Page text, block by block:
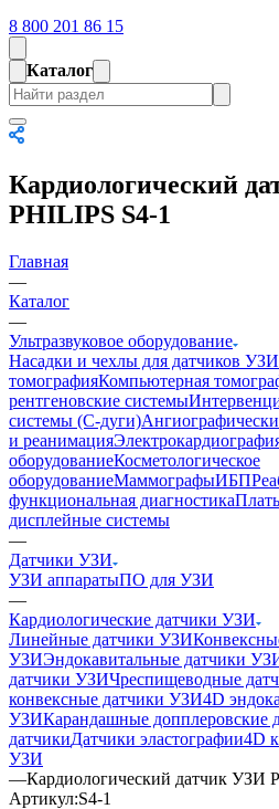
8 800 201 86 15
Каталог
Кардиологический
PHILIPS S4-1
Главная
—
Каталог
—
Ультразвуковое оборудование
Насадки и чехлы для датчиков УЗИ
томографияКомпьютерная
рентгеновские системы
системы (С-дуги)
и реанимация
оборудованиеКосметологическое
оборудованиеМаммографыИБП
функциональная диагностика
дисплейные системы
—
Датчики УЗИ
УЗИ аппаратыПО для УЗИ
—
Кардиологические датчики УЗИ
Линейные датчики УЗИ
УЗИЭндокавитальные датчики
датчики УЗИЧреспищеводные
конвексные датчики УЗИ4D
УЗИКарандашные допплеровские
датчикиДатчики эластографии4D
УЗИ
—Кардиологический датчик УЗИ
Артикул:S4-1